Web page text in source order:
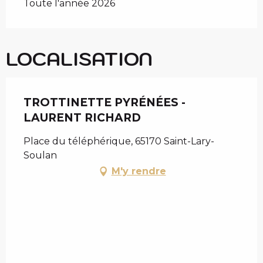
Toute l'année 2026
LOCALISATION
TROTTINETTE PYRÉNÉES -
LAURENT RICHARD
Place du téléphérique, 65170 Saint-Lary-
Soulan
M'y rendre